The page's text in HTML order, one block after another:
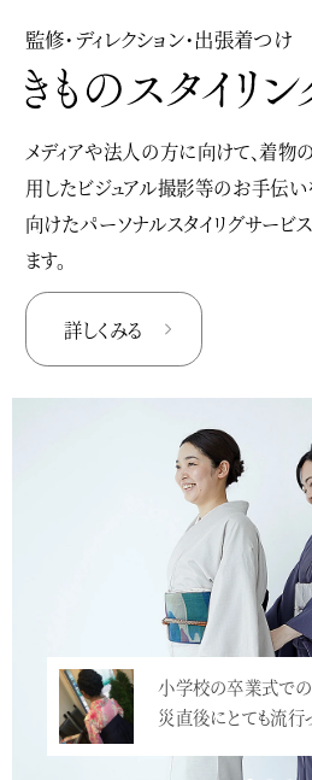
監修・ディレクション・出張着つけ
メディアや法人の方に向けて、着物
用したビジュアル撮影等のお手伝
向けたパーソナルスタイリグサービ
ます。
詳しくみる
小学校の卒業式での
災直後にとても流行